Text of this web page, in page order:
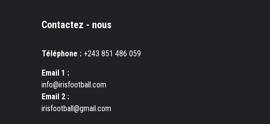
Contactez - nous
Téléphone : +243 851 486 059
Email 1 :
info@irisfootball.com
Email 2 :
irisfootball@gmail.com